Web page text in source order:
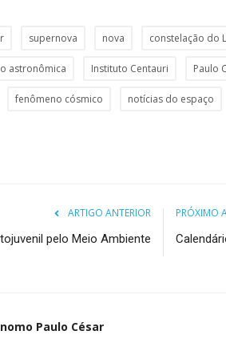
supernova nova constelação do
astronômica Instituto Centauri Paulo
fenômeno cósmico notícias do espaço
ARTIGO ANTERIOR
pelo Meio Ambiente
PRÓXIMO
Paulo César